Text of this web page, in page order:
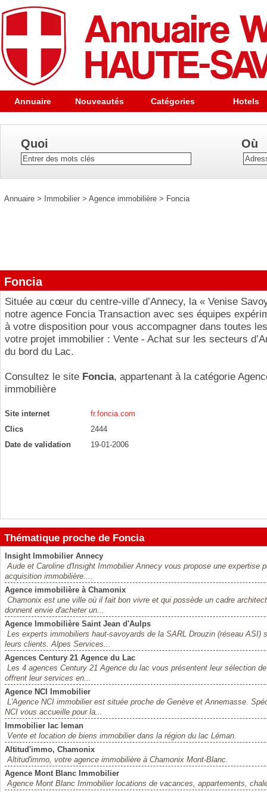
Annuaire Nouveautés Catégories Hotels
Quoi Où
Annuaire > Immobilier > Agence immobilière > Foncia
Foncia
Située au cœur du centre-ville d’Annecy, la « Venise
notre agence Foncia Transaction avec ses équipes
à votre disposition pour vous accompagner dans toutes
votre projet immobilier : Vente - Achat sur les secteurs
du bord du Lac.
Consultez le site Foncia, appartenant à la catégorie
immobilière
Site internet
fr.foncia.com
Clics
2444
Date de validation
19-01-2006
Thématique proche de Foncia
Insight Immobilier Annecy
Aude et Caroline d'Insight Immobilier Annecy vous propose une expertise
acquisition immobilière....
Agence immobilière à Chamonix
Chamonix est une ville où il fait bon vivre et qui possède un cadre
donnent envie d'acheter un...
Agence Immobilière Saint Jean d'Aulps
Les experts immobiliers haut-savoyards de la SARL Drouzin (réseau
leurs clients. Alpes Services...
Agences Century 21 Agence du Lac
Les 4 agences Century 21 Agence du lac vous présentent leur sélection
offrent leur services en...
Agence NCI Immobilier
L'Agence NCI immobilier est située proche de Genève et Annemasse.
NCI vous accueille pour la...
Immobilier lac leman
Vente et location de biens immobilier dans la région du lac Léman.
Altitud'immo, Chamonix
Altitud'immo, votre agence immobilière à Chamonix Mont-Blanc.
Agence Mont Blanc Immobilier
Agence Mont Blanc Immobilier locations de vacances, appartements,